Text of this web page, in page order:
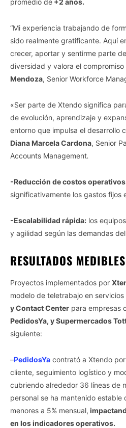
also be disclosed by us to third
Downstream Participantsthat may
third parties.
Personal Data Processing
personal data.
Opted In
I want to opt-out of the Sale
Personal Data.
Opted In
Opted In
I want to opt-out of
Purposes for which it was
Opted Out
promedio de +2 años.
“Mi experiencia trabajando de
sido realmente gratificante. Aquí
crecer, aportar y sentirme parte
diversidad y valora el
Mendoza, Senior Workforce
«Ser parte de Xtendo significa
de evolución, aprendizaje y
entorno que impulsa el desarrollo
Diana Marcela Cardona, Senior
Accounts Management.
-Reducción de costos
significativamente los gastos fijos
-Escalabilidad rápida: los
y agilidad según las demandas
RESULTADOS MEDIBLES
Proyectos implementados por
modelo de teletrabajo en servicios
y Contact Center para empresas
PedidosYa, y Supermercados
siguiente:
–PedidosYa contrató a Xtendo
cliente, seguimiento logístico y
cubriendo alrededor 36 líneas de
personal se ha mantenido estable
menores a 5% mensual,
en los indicadores operativos.